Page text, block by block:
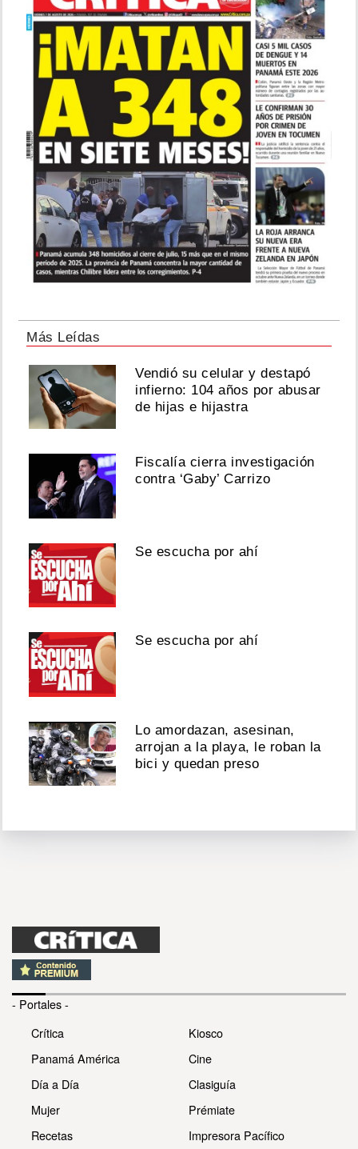
Más Leídas
Vendió su celular y destapó
infierno: 104 años por abusar
de hijas e hijastra
Fiscalía cierra investigación
contra ‘Gaby’ Carrizo
Se escucha por ahí
Se escucha por ahí
Lo amordazan, asesinan,
arrojan a la playa, le roban la
bici y quedan preso
- Portales -
Crítica
Panamá América
Día a Día
Mujer
Recetas
Kiosco
Cine
Clasiguía
Prémiate
Impresora Pacífico